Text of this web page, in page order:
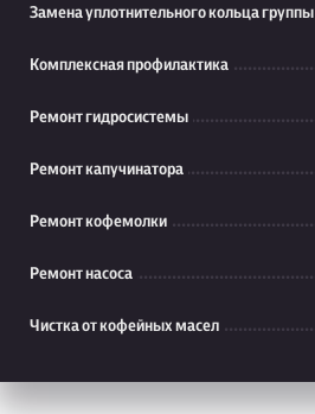
Замена уплотнительного кольца группы
Комплексная профилактика
Ремонт гидросистемы
Ремонт капучинатора
Ремонт кофемолки
Ремонт насоса
Чистка от кофейных масел